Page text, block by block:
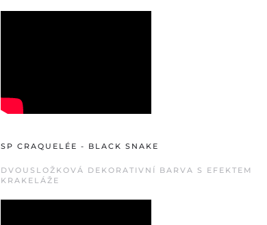
SP CRAQUELÉE - BLACK SNAKE
DVOUSLOŽKOVÁ DEKORATIVNÍ BARVA S EFEKTEM
KRAKELÁŽE